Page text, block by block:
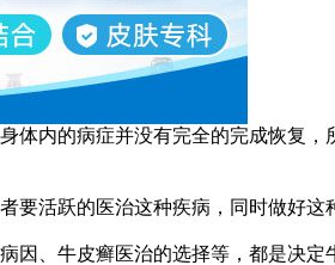
内的病症并没有完全的完成恢复，
活跃的医治这种疾病，同时做好这
、牛皮癣医治的选择等，都是决定